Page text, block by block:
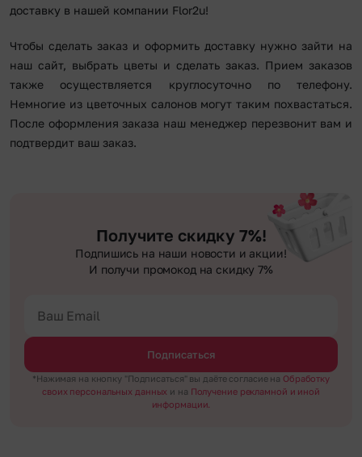
доставку в нашей компании Flor2u!
Чтобы сделать заказ и оформить доставку нужно зайти на
наш сайт, выбрать цветы и сделать заказ. Прием заказов
также осуществляется круглосуточно по телефону.
Немногие из цветочных салонов могут таким похвастаться.
После оформления заказа наш менеджер перезвонит вам и
подтвердит ваш заказ.
Получите скидку 7%!
Подпишись на наши новости и акции!
И получи промокод на скидку 7%
Подписаться
*Нажимая на кнопку "Подписаться" вы даёте согласие на Обработку
своих персональных данных и на Получение рекламной и иной
информации.